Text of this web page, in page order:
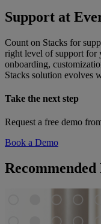
Support at
Count on Stacks for
right level of support for
onboarding,
Stacks solution evolves
Take the next step
Request a free demo
Book a Demo
Recommended